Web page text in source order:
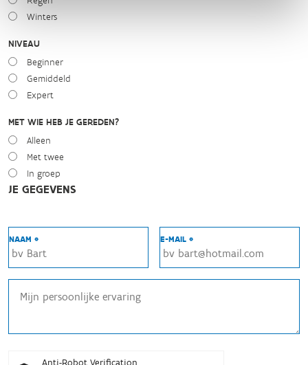
Winters
NIVEAU
Beginner
Gemiddeld
Expert
MET WIE HEB JE GEREDEN?
Alleen
Met twee
In groep
JE GEGEVENS
NAAM * E-MAIL *
Anti-Robot Verification